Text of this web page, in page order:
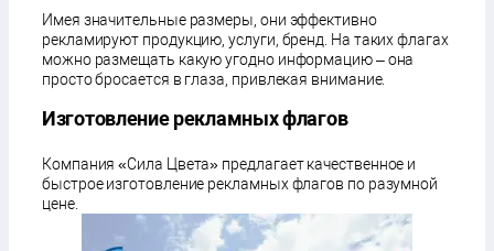
Имея значительные размеры, они эффективно
рекламируют продукцию, услуги, бренд. На таких флагах
можно размещать какую угодно информацию – она
просто бросается в глаза, привлекая внимание.
Изготовление рекламных флагов
Компания «Сила Цвета» предлагает качественное и
быстрое изготовление рекламных флагов по разумной
цене.